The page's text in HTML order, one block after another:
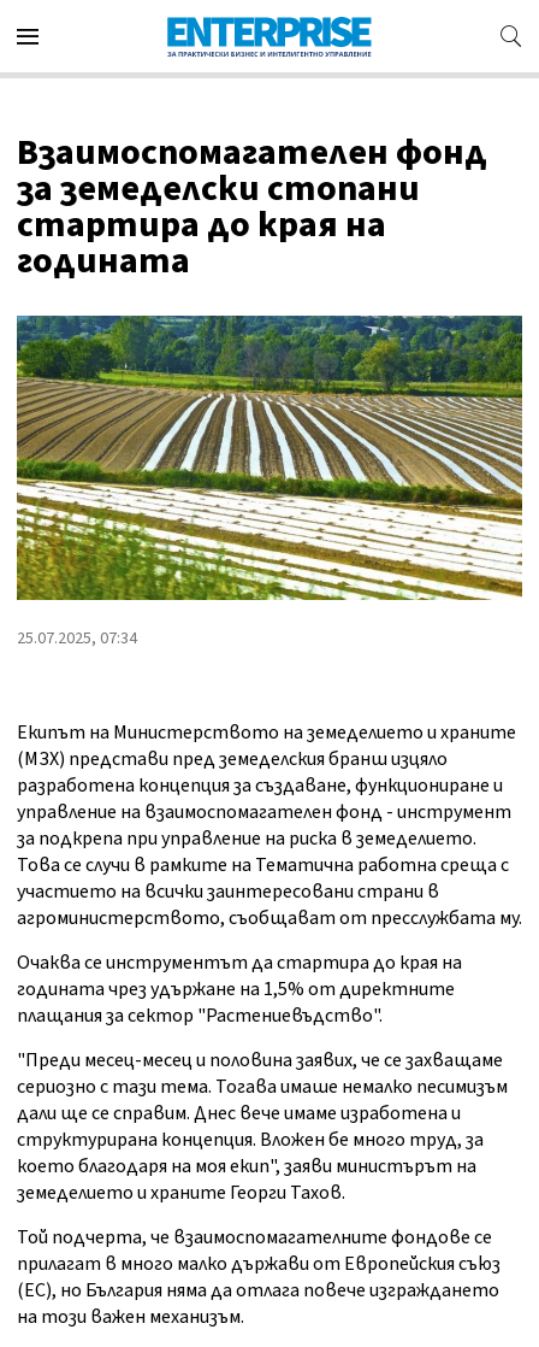
Взаимоспомагателен фонд
за земеделски стопани
стартира до края на
годината
25.07.2025, 07:34
Екипът на Министерството на земеделието и храните
(МЗХ) представи пред земеделския бранш изцяло
разработена концепция за създаване, функциониране и
управление на взаимоспомагателен фонд - инструмент
за подкрепа при управление на риска в земеделието.
Това се случи в рамките на Тематична работна среща с
участието на всички заинтересовани страни в
агроминистерството, съобщават от пресслужбата му.
Очаква се инструментът да стартира до края на
годината чрез удържане на 1,5% от директните
плащания за сектор "Растениевъдство".
"Преди месец-месец и половина заявих, че се захващаме
сериозно с тази тема. Тогава имаше немалко песимизъм
дали ще се справим. Днес вече имаме изработена и
структурирана концепция. Вложен бе много труд, за
което благодаря на моя екип", заяви министърът на
земеделието и храните Георги Тахов.
Той подчерта, че взаимоспомагателните фондове се
прилагат в много малко държави от Европейския съюз
(ЕС), но България няма да отлага повече изграждането
на този важен механизъм.